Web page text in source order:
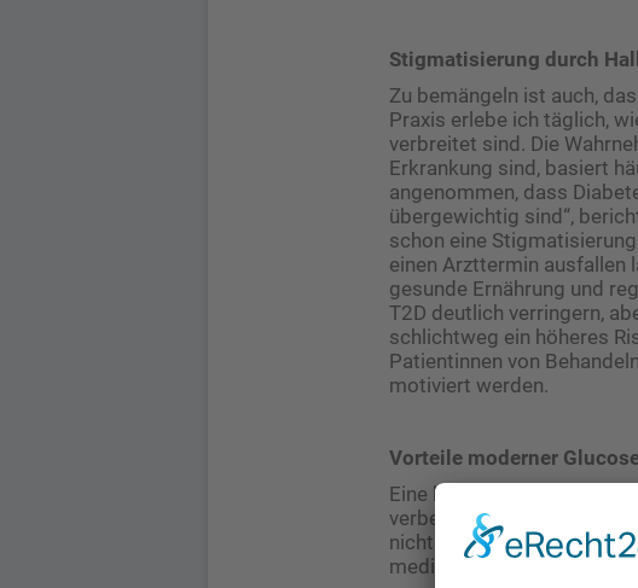
Stigmatisierung durch
Zu bemängeln ist auch,
Praxis erlebe ich täglich,
verbreitet sind. Die
Erkrankung sind, basiert
angenommen, dass
übergewichtig sind“,
schon eine
einen Arzttermin ausfallen
gesunde Ernährung und
T2D deutlich verringern,
schlichtweg ein höheres
Patientinnen von
motiviert werden.
Vorteile moderner
Eine kontinuierliche und
verbessern und die
nicht nur das Diabetes-
medizinischen